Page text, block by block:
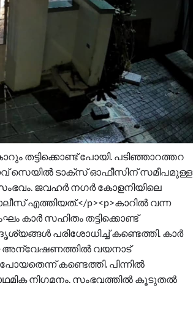
തട്ടിക്കൊണ്ട് പോയി. പടിഞ്ഞാറത്തറ
സെയിൽ ടാക്സ് ഓഫീസിന് സമീപമുള്ള
ജവഹർ നഗർ കോളനിയിലെ
എത്തിയത്.</p><p>കാറിൽ വന്ന
കാർ സഹിതം തട്ടിക്കൊണ്ട്
പരിശോധിച്ച് കണ്ടെത്തി. കാർ
അന്വേഷണത്തിൽ വയനാട്
കണ്ടെത്തി. പിന്നിൽ
നിഗമനം. സംഭവത്തിൽ കൂടുതൽ